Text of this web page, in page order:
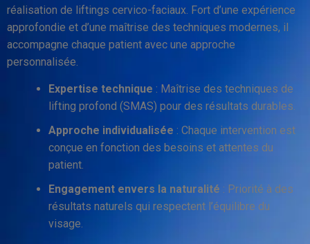
réalisation de liftings cervico-faciaux. Fort d’une expérience
approfondie et d’une maîtrise des techniques modernes, il
accompagne chaque patient avec une approche
personnalisée.
Expertise technique : Maîtrise des techniques de
lifting profond (SMAS) pour des résultats durables.
Approche individualisée : Chaque intervention est
conçue en fonction des besoins et attentes du
patient.
Engagement envers la naturalité : Priorité à des
résultats naturels qui respectent l’équilibre du
visage.